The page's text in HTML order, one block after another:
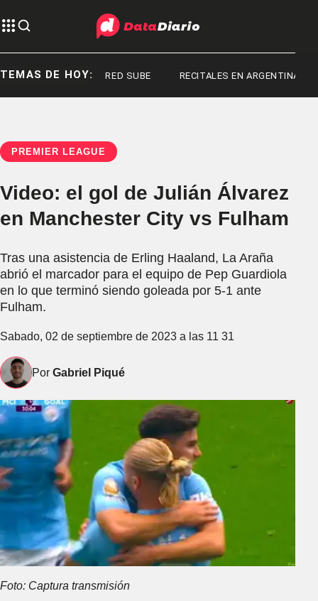
TEMAS DE HOY:
FRASER RED SUBE RECITALES EN ARGENTINA
PREMIER LEAGUE
Video: el gol de Julián Álvarez
en Manchester City vs Fulham
Tras una asistencia de Erling Haaland, La Araña
abrió el marcador para el equipo de Pep Guardiola
en lo que terminó siendo goleada por 5-1 ante
Fulham.
Sabado, 02 de septiembre de 2023 a las 11 31
Por Gabriel Piqué
Foto: Captura transmisión